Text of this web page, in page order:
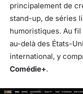
principalement de
stand-up, de séries
humoristiques. Au fil
au-delà des États-
international, y
Comédie+.